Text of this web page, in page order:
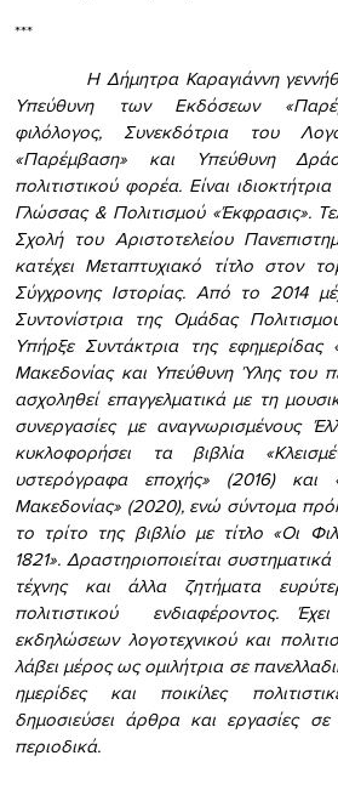
***
Η Δήμητρα Καραγιάννη
Υπεύθυνη των Εκδόσεων
φιλόλογος, Συνεκδότρια του
«Παρέμβαση» και Υπεύθυνη
πολιτιστικού φορέα. Είναι
Γλώσσας & Πολιτισμού «Έκφρασις».
Σχολή του Αριστοτελείου
κατέχει Μεταπτυχιακό τίτλο στον
Σύγχρονης Ιστορίας. Από το 2014
Συντονίστρια της Ομάδας
Υπήρξε Συντάκτρια της εφημερίδας
Μακεδονίας και Υπεύθυνη Ύλης του
ασχοληθεί επαγγελματικά με τη
συνεργασίες με αναγνωρισμένους
κυκλοφορήσει τα βιβλία
υστερόγραφα εποχής» (2016) και
Μακεδονίας» (2020), ενώ σύντομα
το τρίτο της βιβλίο με τίτλο «Οι
1821». Δραστηριοποιείται
τέχνης και άλλα ζητήματα
πολιτιστικού ενδιαφέροντος.
εκδηλώσεων λογοτεχνικού και
λάβει μέρος ως ομιλήτρια σε
ημερίδες και ποικίλες
δημοσιεύσει άρθρα και εργασίες
περιοδικά.